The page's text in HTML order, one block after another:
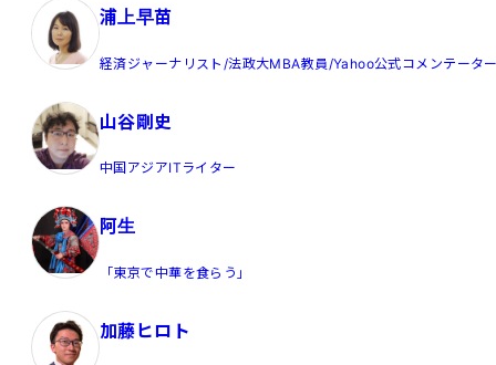
浦上早苗
経済ジャーナリスト/法政大MBA教員/Yahoo公式コメンテータ
山谷剛史
中国アジアITライター
阿生
「東京で中華を食らう」
加藤ヒロト